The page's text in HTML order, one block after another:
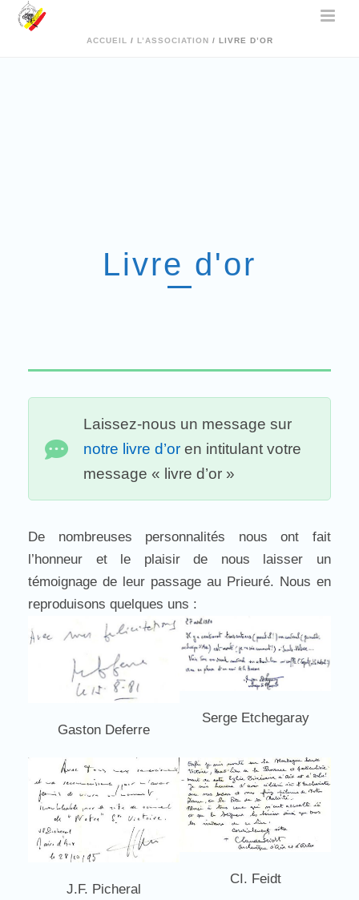
ACCUEIL / L’ASSOCIATION / LIVRE D’OR
Livre d'or
Laissez-nous un message sur
notre livre d’or en intitulant votre
message « livre d’or »
De nombreuses personnalités nous ont fait
l’honneur et le plaisir de nous laisser un
témoignage de leur passage au Prieuré. Nous en
reproduisons quelques uns :
Gaston Deferre
Serge Etchegaray
J.F. Picheral
CI. Feidt